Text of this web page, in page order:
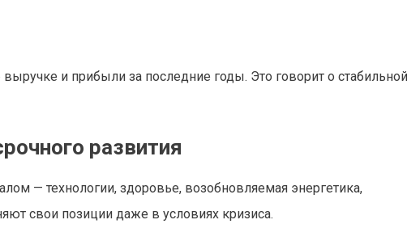
и прибыли за последние годы. Это говорит о стабильной
развития
— технологии, здоровье, возобновляемая энергетика,
свои позиции даже в условиях кризиса.